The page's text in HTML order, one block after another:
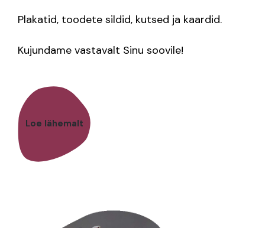
Plakatid, toodete sildid, kutsed ja kaardid.
Kujundame vastavalt Sinu soovile!
Loe lähemalt